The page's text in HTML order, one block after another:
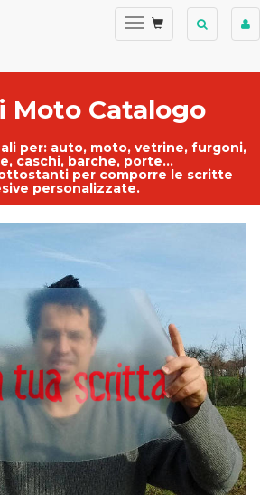
Moto Catalogo
per: auto, moto, vetrine, furgoni,
caschi, barche, porte...
per comporre le scritte
personalizzate.